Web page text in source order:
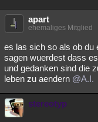
apart
ehemaliges Mitglied
es las sich so als ob du
sagen wuerdest dass
und gedanken sind die
leben zu aendern @A.I.
stereotyp